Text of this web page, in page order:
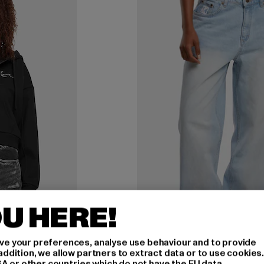
Crop
HERE!
your preferences, analyse use behaviour and to provide
we allow partners to extract data or to use cookies.